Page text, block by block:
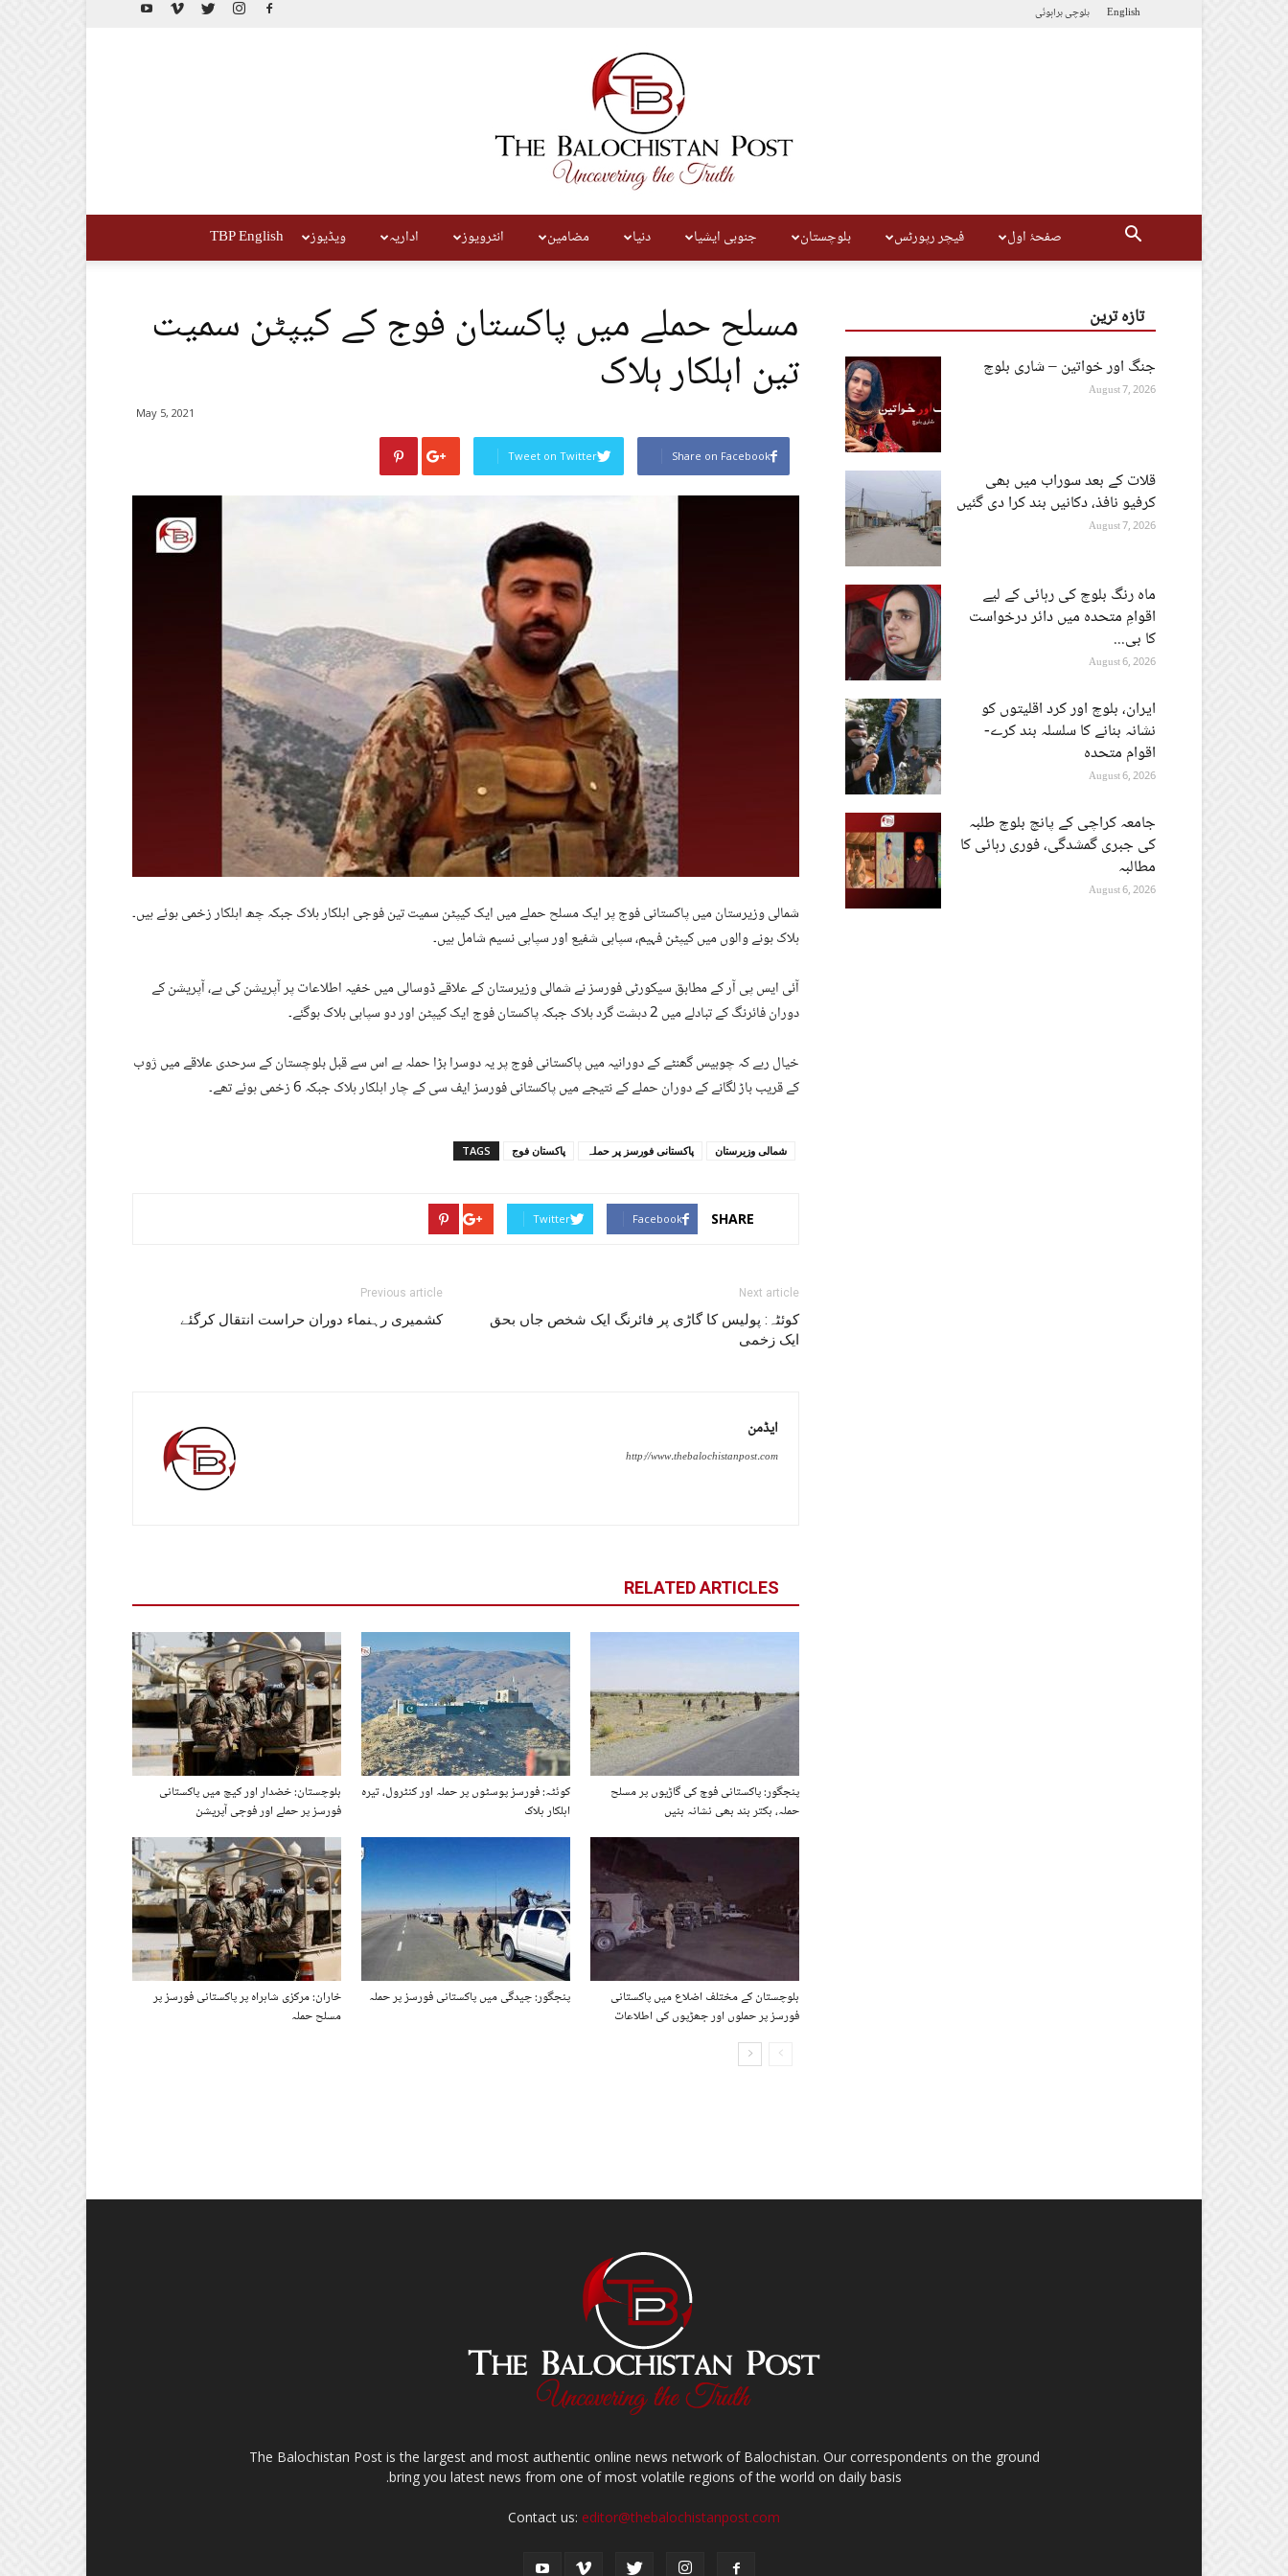
English بلوچیبراہوئی
صفحۂ اول فیچر رپورٹس بلوچستان جنوبی ایشیا دنیا مضامین انٹرویوز اداریہ ویڈیوز TBP English
مسلح حملے میں پاکستان فوج کے کیپٹن سمیت
تین اہلکار ہلاک
May 5, 2021
Share on Facebook
Tweet on Twitter
شمالی وزیرستان میں پاکستانی فوج پر ایک مسلح حملے میں ایک کیپٹن سمیت تین فوجی اہلکار ہلاک جبکہ چھ اہلکار زخمی ہوئے ہیں۔
ہلاک ہونے والوں میں ‏کیپٹن فہیم، سپاہی شفیع اور سپاہی نسیم شامل ہیں۔
آئی ایس پی آر کے مطابق ‏سیکورٹی فورسز نے شمالی وزیرستان کے علاقے ڈوسالی میں خفیہ اطلاعات پر آپریشن کی ہے، آپریشن کے
دوران ‏فائرنگ کے تبادلے میں 2 دہشت گرد ہلاک جبکہ پاکستان فوج ایک کیپٹن اور دو سپاہی ہلاک ہوگئے۔
خیال رہے کہ چوبیس گھنٹے کے دورانیہ میں پاکستانی فوج پر یہ دوسرا بڑا حملہ ہے اس سے قبل بلوچستان کے سرحدی علاقے میں ژوب
کے قریب باڑ لگانے کے دوران حملے کے نتیجے میں پاکستانی فورسز ایف سی کے چار اہلکار ہلاک جبکہ 6 زخمی ہوئے تھے۔
TAGS پاکستان فوج پاکستانی فورسز پر حملہ شمالی وزیرستان
SHARE
Facebook
Twitter
Previous article
کشمیری رہنماء دوران حراست انتقال کرگئے
Next article
کوئٹہ: پولیس کا گاڑی پر فائرنگ ایک شخص جاں بحق
ایک زخمی
ایڈمن
http://www.thebalochistanpost.com
RELATED ARTICLES
بلوچستان: خضدار اور کیچ میں پاکستانی
فورسز پر حملے اور فوجی آپریشن
کوئٹہ: فورسز پوسٹوں پر حملہ اور کنٹرول، تیرہ
اہلکار ہلاک
پنجگور: پاکستانی فوج کی گاڑیوں پر مسلح
حملہ، بکتر بند بھی نشانہ بنیں
خاران: مرکزی شاہراہ پر پاکستانی فورسز پر
مسلح حملہ
پنجگور: چیدگی میں پاکستانی فورسز پر حملہ
بلوچستان کے مختلف اضلاع میں پاکستانی
فورسز پر حملوں اور جھڑپوں کی اطلاعات
تازہ ترین
جنگ اور خواتین – شاری بلوچ
August 7, 2026
قلات کے بعد سوراب میں بھی
کرفیو نافذ، دکانیں بند کرا دی گئیں
August 7, 2026
ماہ رنگ بلوچ کی رہائی کے لیے
اقوامِ متحدہ میں دائر درخواست
کا بی...
August 6, 2026
ایران، بلوچ اور کرد اقلیتوں کو
نشانہ بنانے کا سلسلہ بند کرے-
اقوام متحدہ
August 6, 2026
جامعہ کراچی کے پانچ بلوچ طلبہ
کی جبری گمشدگی، فوری رہائی کا
مطالبہ
August 6, 2026
The Balochistan Post is the largest and most authentic online news network of Balochistan. Our correspondents on the ground
bring you latest news from one of most volatile regions of the world on daily basis.
Contact us: editor@thebalochistanpost.com